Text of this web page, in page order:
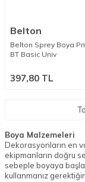
Belton
Belton Sprey Boya
BT Basic Univ
397,80 TL
Boya Malzemeleri
Dekorasyonların en
ekipmanların doğru
sebeple boyaya
kullanmanız